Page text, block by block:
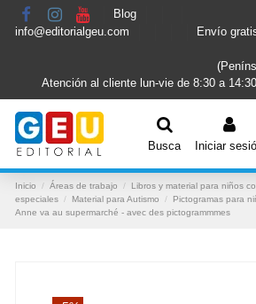
Blog
info@editorialgeu.com
Envío
Atención al cliente lun-vie de 8:30 a
Busca Iniciar
Inicio Áreas de trabajo
Libros y material para niños
especiales
Material para Autismo
Pictogramas para
Anne va au supermarché - avec des pictogrammmes